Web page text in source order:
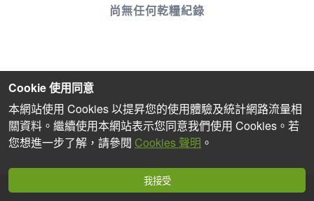
尚無任何乾糧紀錄
Cookie 使用同意
本網站使用 Cookies 以提昇您的使用體驗及統計網路流量相
關資料。繼續使用本網站表示您同意我們使用 Cookies。若
您想進一步了解，請參閱 Cookies 聲明 。
我接受